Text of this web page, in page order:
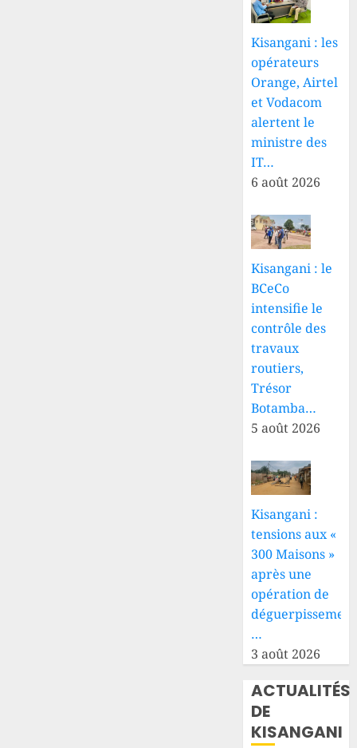
Kisangani : les
opérateurs
Orange, Airtel
et Vodacom
alertent le
ministre des
IT…
6 août 2026
Kisangani : le
BCeCo
intensifie le
contrôle des
travaux
routiers,
Trésor
Botamba…
5 août 2026
Kisangani :
tensions aux «
300 Maisons »
après une
opération de
…
3 août 2026
ACTUALITÉS
DE
KISANGANI